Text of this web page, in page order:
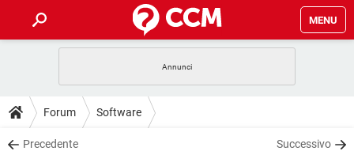
MENU
INTRATTENIMENTO
iOS
GUIDE
COVID-19
DOWNLOAD
Forum Software
Precedente Successivo